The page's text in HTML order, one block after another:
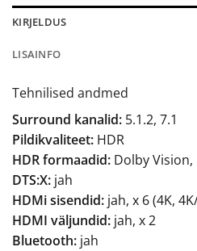
KIRJELDUS
LISAINFO
Tehnilised andmed
Surround kanalid: 5.1.2, 7.1
Pildikvaliteet: HDR
HDR formaadid: Dolby Vision,
DTS:X: jah
HDMi sisendid: jah, x 6 (4K,
HDMI väljundid: jah, x 2
Bluetooth: jah